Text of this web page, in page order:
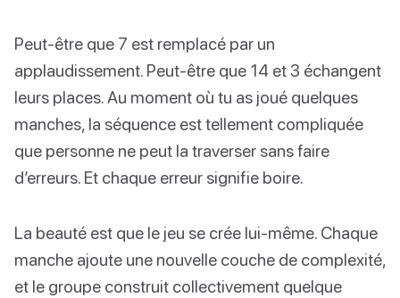
Peut-être que 7 est remplacé par un
applaudissement. Peut-être que 14 et 3 échangent
leurs places. Au moment où tu as joué quelques
manches, la séquence est tellement compliquée
que personne ne peut la traverser sans faire
d’erreurs. Et chaque erreur signifie boire.
La beauté est que le jeu se crée lui-même. Chaque
manche ajoute une nouvelle couche de complexité,
et le groupe construit collectivement quelque